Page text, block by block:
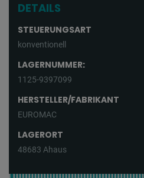
DETAILS
STEUERUNGSART
konventionell
LAGERNUMMER:
1125-9397099
HERSTELLER/FABRIKANT
EUROMAC
LAGERORT
48683 Ahaus